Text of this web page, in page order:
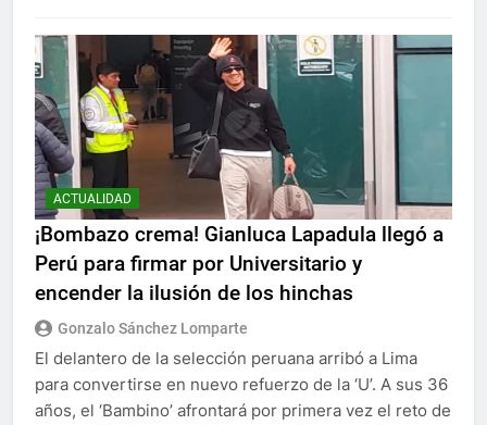
ACTUALIDAD
¡Bombazo crema! Gianluca Lapadula llegó a
Perú para firmar por Universitario y
encender la ilusión de los hinchas
Gonzalo Sánchez Lomparte
El delantero de la selección peruana arribó a Lima
para convertirse en nuevo refuerzo de la ‘U’. A sus 36
años, el ‘Bambino’ afrontará por primera vez el reto de